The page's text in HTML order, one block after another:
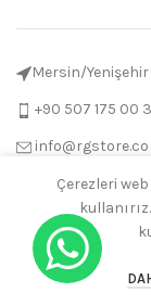
Mersin/Yenişehir
+90 507 175 00
info@rgstore.co
KULLANIM
BIZ KIMIZ
Çerezleri